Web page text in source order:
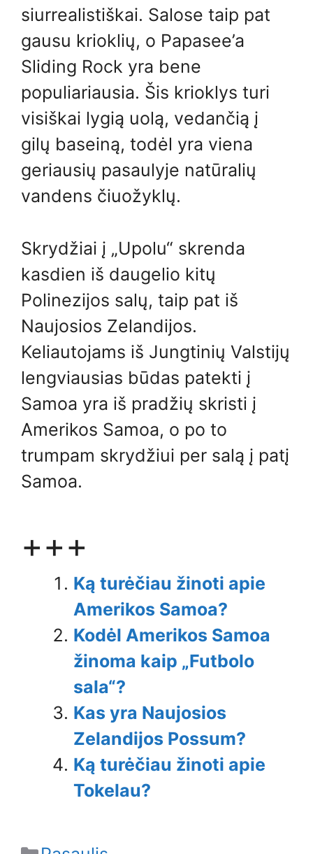
siurrealistiškai. Salose taip pat
gausu krioklių, o Papasee’a
Sliding Rock yra bene
populiariausia. Šis krioklys turi
visiškai lygią uolą, vedančią į
gilų baseiną, todėl yra viena
geriausių pasaulyje natūralių
vandens čiuožyklų.
Skrydžiai į „Upolu“ skrenda
kasdien iš daugelio kitų
Polinezijos salų, taip pat iš
Naujosios Zelandijos.
Keliautojams iš Jungtinių Valstijų
lengviausias būdas patekti į
Samoa yra iš pradžių skristi į
Amerikos Samoa, o po to
trumpam skrydžiui per salą į patį
Samoa.
+++
Ką turėčiau žinoti apie
Amerikos Samoa?
Kodėl Amerikos Samoa
žinoma kaip „Futbolo
sala“?
Kas yra Naujosios
Zelandijos Possum?
Ką turėčiau žinoti apie
Tokelau?